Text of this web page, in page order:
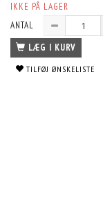
IKKE PÅ LAGER
ANTAL
LÆG I KURV
TILFØJ ØNSKELISTE